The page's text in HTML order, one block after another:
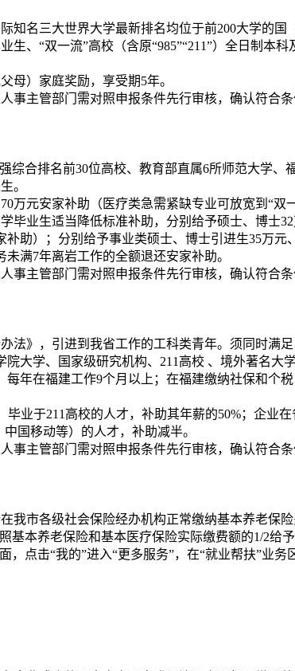
知名三大世界大学最新排名均位于前200大学的
生、“双一流”高校（含原“985”“211”）全日制本
母）家庭奖励，享受期5年。
事主管部门需对照申报条件先行审核，确认符合
综合排名前30位高校、教育部直属6所师范大学
。
万元安家补助（医疗类急需紧缺专业可放宽到“
毕业生适当降低标准补助，分别给予硕士、博士
助）；分别给予事业类硕士、博士引进生35万
满7年离岩工作的全额退还安家补助。
事主管部门需对照申报条件先行审核，确认符合
法》，引进到我省工作的工科类青年。须同时满
大学、国家级研究机构、211高校 、境外著名大
每年在福建工作9个月以上；在福建缴纳社保和个
毕业于211高校的人才，补助其年薪的50%；企业
国移动等）的人才，补助减半。
事主管部门需对照申报条件先行审核，确认符合
我市各级社会保险经办机构正常缴纳基本养老保
基本养老保险和基本医疗保险实际缴费额的1/2给
，点击“我的”进入“更多服务”，在“就业帮扶”业务